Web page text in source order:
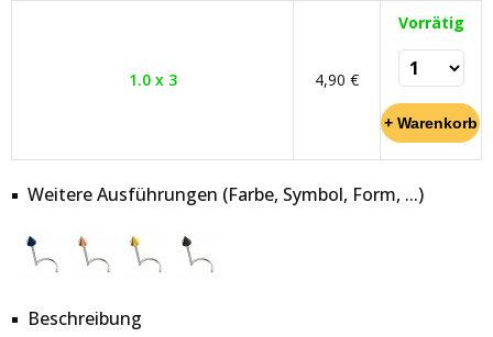
1.0 x 3 4,90 €
Vorrätig
Weitere Ausführungen (Farbe, Symbol, Form, ...)
Beschreibung